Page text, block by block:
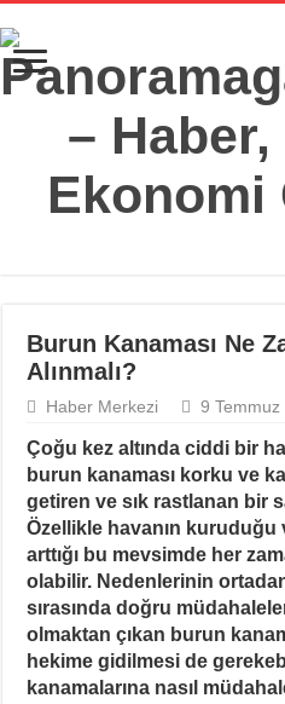
Burun Kanaması Ne
Alınmalı?
Haber Merkezi 9 Temmuz
Çoğu kez altında ciddi bir
burun kanaması korku ve
getiren ve sık rastlanan bir
Özellikle havanın kuruduğu
arttığı bu mevsimde her
olabilir. Nedenlerinin
sırasında doğru
olmaktan çıkan burun
hekime gidilmesi de
kanamalarına nasıl